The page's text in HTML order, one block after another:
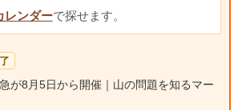
レンダーで探せます。
が8月5日から開催｜山の問題を知るマー